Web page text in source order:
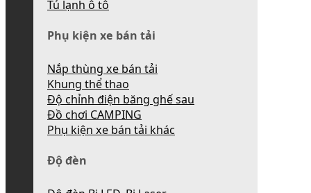
Tủ lạnh ô tô
Phụ kiện xe bán tải
Nắp thùng xe bán tải
Khung thể thao
Độ chỉnh điện băng ghế sau
Đồ chơi CAMPING
Phụ kiện xe bán tải khác
Độ đèn